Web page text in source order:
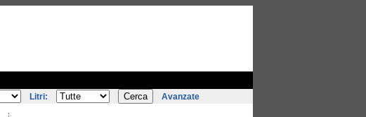
Litri: Avanzate